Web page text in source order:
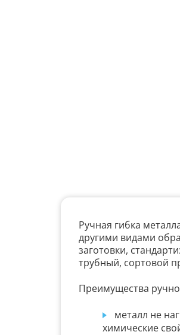
Ручная гибка
другими видами
заготовки,
трубный, сортовой
Преимущества
металл не
химические